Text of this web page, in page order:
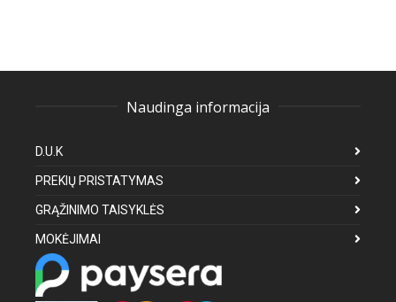
Naudinga informacija
D.U.K
PREKIŲ PRISTATYMAS
GRĄŽINIMO TAISYKLĖS
MOKĖJIMAI